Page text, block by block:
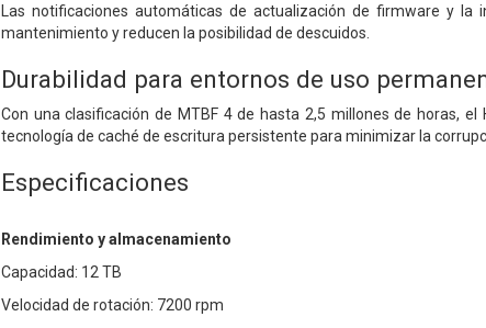
Las notificaciones automáticas de actualización de firmware y
mantenimiento y reducen la posibilidad de descuidos.
Durabilidad para entornos de uso
Con una clasificación de MTBF 4 de hasta 2,5 millones de horas,
tecnología de caché de escritura persistente para minimizar la
Especificaciones
Rendimiento y almacenamiento
Capacidad: 12 TB
Velocidad de rotación: 7200 rpm